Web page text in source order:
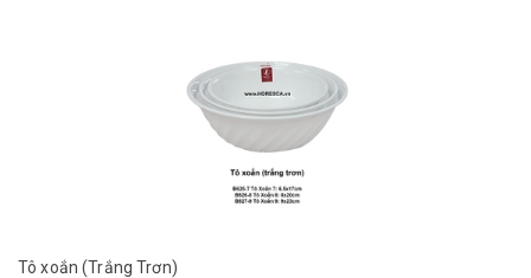
Tô xoắn (Trắng Trơn)